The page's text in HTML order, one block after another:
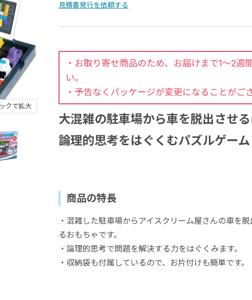
クで拡大
見積書発行を依頼する
・お取り寄せ商品のため、お届けまで1～2
い。
・予告なくパッケージが変更になることがご
大混雑の駐車場から車を脱出させる
論理的思考をはぐくむパズルゲーム
商品の特長
・混雑した駐車場からアイスクリーム屋さんの車を
るおもちゃです。
・論理的思考で問題を解決する力をはぐくみます。
・収納袋も付属しているので、お片付けも簡単です。